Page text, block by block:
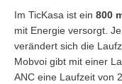
Im TicKasa ist ein 800
mit Energie versorgt.
verändert sich die
Mobvoi gibt mit einer
ANC eine Laufzeit von